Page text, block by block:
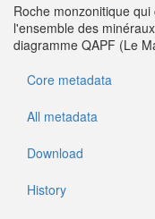
Roche monzonitique
l'ensemble des
diagramme QAPF (Le
Core metadata
All metadata
Download
History